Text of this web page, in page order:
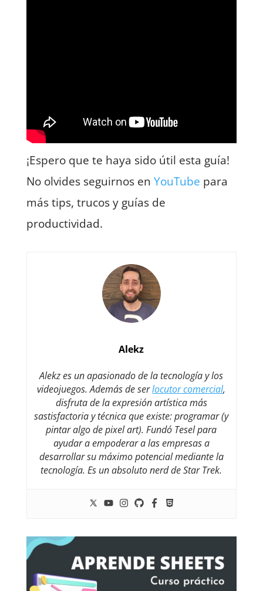
¡Espero que te haya sido útil esta guía!
No olvides seguirnos en YouTube para
más tips, trucos y guías de
productividad.
Alekz
Alekz es un apasionado de la tecnología y los
videojuegos. Además de serlocutor comercial,
disfruta de la expresión artística más
sastisfactoria y técnica que existe: programar (y
pintar algo de pixel art). Fundó Tesel para
ayudar a empoderar a las empresas a
desarrollar su máximo potencial mediante la
tecnología. Es un absoluto nerd de Star Trek.